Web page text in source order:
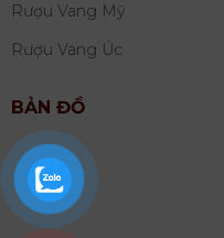
Rượu Vang Mỹ
Rượu Vang Úc
BẢN ĐỒ